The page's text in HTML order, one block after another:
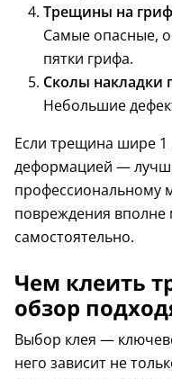
Трещины на
Самые опасные,
пятки грифа.
Сколы накладки
Небольшие
Если трещина шире
деформацией —
профессиональному
повреждения вполне
самостоятельно.
Чем клеить
обзор
Выбор клея —
него зависит не